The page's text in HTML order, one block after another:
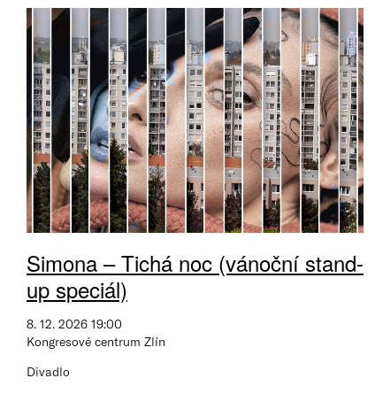
Simona – Tichá noc (vánoční stand-
up speciál)
8. 12. 2026 19:00
Kongresové centrum Zlín
Divadlo